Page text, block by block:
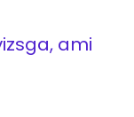
ami